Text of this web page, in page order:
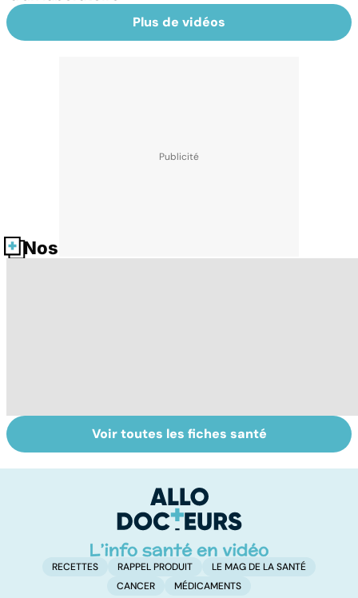
Plus de vidéos
Nos fiches santé
Tout savoir sur
les virus
Votre santé en
vacances
Voir toutes les fiches santé
RECETTES RAPPEL PRODUIT
LE MAG DE LA SANTÉ
CANCER
MÉDICAMENTS